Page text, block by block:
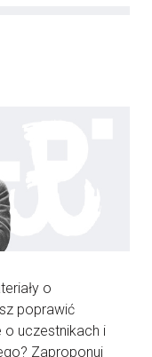
o
poprawić
uczestnikach i
Zaproponuj